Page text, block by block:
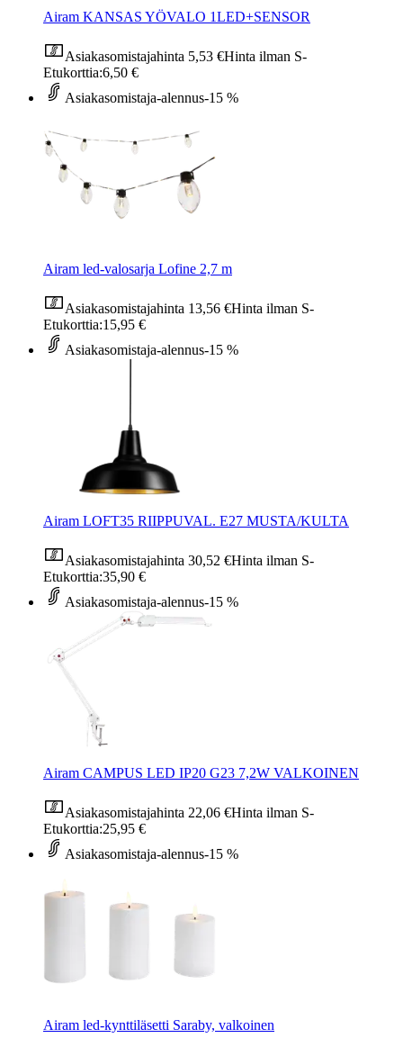
Airam KANSAS YÖVALO 1LED+SENSOR
Asiakasomistajahinta 5,53 €Hinta ilman S-
Etukorttia:6,50 €
Asiakasomistaja-alennus-15 %
Airam led-valosarja Lofine 2,7 m
Asiakasomistajahinta 13,56 €Hinta ilman S-
Etukorttia:15,95 €
Asiakasomistaja-alennus-15 %
Airam LOFT35 RIIPPUVAL. E27 MUSTA/KULTA
Asiakasomistajahinta 30,52 €Hinta ilman S-
Etukorttia:35,90 €
Asiakasomistaja-alennus-15 %
Airam CAMPUS LED IP20 G23 7,2W VALKOINEN
Asiakasomistajahinta 22,06 €Hinta ilman S-
Etukorttia:25,95 €
Asiakasomistaja-alennus-15 %
Airam led-kynttiläsetti Saraby, valkoinen